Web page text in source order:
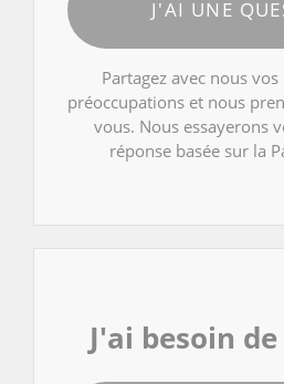
J'AI UNE
Partagez avec nous
préoccupations et nous
vous. Nous essayerons
réponse basée sur la
J'ai besoin